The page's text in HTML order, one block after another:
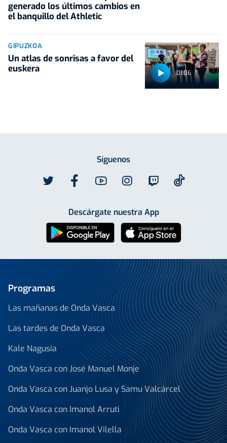
generado los últimos cambios en
el banquillo del Athletic
01:06
GIPUZKOA
Un atlas de sonrisas a favor del
euskera
Síguenos
Descárgate nuestra App
Programas
Las mañanas de Onda Vasca
Las tardes de Onda Vasca
Kale Nagusia
Onda Vasca con José Manuel Monje
Onda Vasca con Juanjo Lusa y Samu Valcárcel
Onda Vasca con Imanol Arruti
Onda Vasca con Imanol Vilella